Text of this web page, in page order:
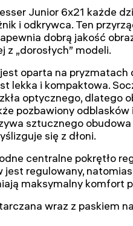
Junior 6x21 każde
i odkrywca. Ten
dobrą jakość
z „dorosłych” modeli.
oparta na pryzmatach
lekka i kompaktowa.
optycznego, dlatego
pozbawiony odblasków
sztucznego
się z dłoni.
centralne pokrętło
jest regulowany,
maksymalny komfort
wraz z paskiem